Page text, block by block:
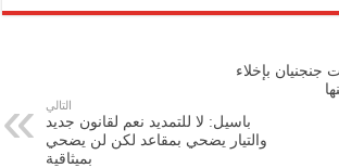
جنجنيان بإخلاء
التالي
باسيل: لا للتمديد نعم لقانون جديد
والتيار يضحي بمقاعد لكن لن يضحي
بميثاقية